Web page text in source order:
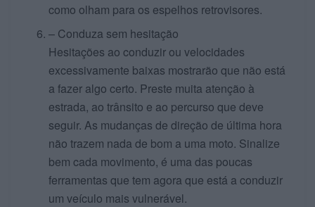
como olham para os espelhos retrovisores.
– Conduza sem hesitação
Hesitações ao conduzir ou velocidades
excessivamente baixas mostrarão que não está
a fazer algo certo. Preste muita atenção à
estrada, ao trânsito e ao percurso que deve
seguir. As mudanças de direção de última hora
não trazem nada de bom a uma moto. Sinalize
bem cada movimento, é uma das poucas
ferramentas que tem agora que está a conduzir
um veículo mais vulnerável.